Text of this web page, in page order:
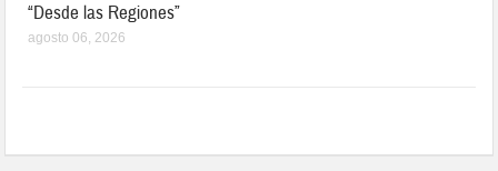
“Desde las Regiones”
agosto 06, 2026